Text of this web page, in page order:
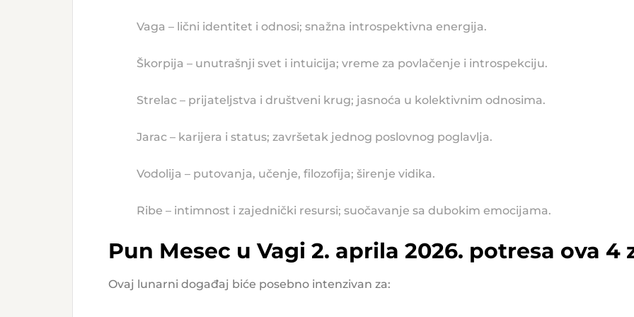
Vaga – lični identitet i odnosi; snažna introspektivna energija.
Škorpija – unutrašnji svet i intuicija; vreme za povlačenje i introspekciju.
Strelac – prijateljstva i društveni krug; jasnoća u kolektivnim odnosima.
Jarac – karijera i status; završetak jednog poslovnog poglavlja.
Vodolija – putovanja, učenje, filozofija; širenje vidika.
Ribe – intimnost i zajednički resursi; suočavanje sa dubokim emocijama.
Pun Mesec u Vagi 2. aprila 2026. potresa ova 4
Ovaj lunarni događaj biće posebno intenzivan za: